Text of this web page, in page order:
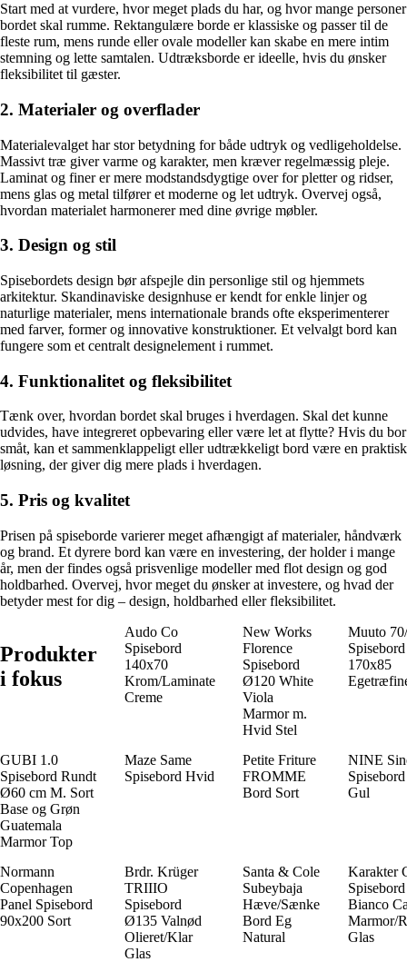
Start med at vurdere, hvor meget plads du har, og hvor mange personer
bordet skal rumme. Rektangulære borde er klassiske og passer til de
fleste rum, mens runde eller ovale modeller kan skabe en mere intim
stemning og lette samtalen. Udtræksborde er ideelle, hvis du ønsker
fleksibilitet til gæster.
2. Materialer og overflader
Materialevalget har stor betydning for både udtryk og vedligeholdelse.
Massivt træ giver varme og karakter, men kræver regelmæssig pleje.
Laminat og finer er mere modstandsdygtige over for pletter og ridser,
mens glas og metal tilfører et moderne og let udtryk. Overvej også,
hvordan materialet harmonerer med dine øvrige møbler.
3. Design og stil
Spisebordets design bør afspejle din personlige stil og hjemmets
arkitektur. Skandinaviske designhuse er kendt for enkle linjer og
naturlige materialer, mens internationale brands ofte eksperimenterer
med farver, former og innovative konstruktioner. Et velvalgt bord kan
fungere som et centralt designelement i rummet.
4. Funktionalitet og fleksibilitet
Tænk over, hvordan bordet skal bruges i hverdagen. Skal det kunne
udvides, have integreret opbevaring eller være let at flytte? Hvis du bor
småt, kan et sammenklappeligt eller udtrækkeligt bord være en praktisk
løsning, der giver dig mere plads i hverdagen.
5. Pris og kvalitet
Prisen på spiseborde varierer meget afhængigt af materialer, håndværk
og brand. Et dyrere bord kan være en investering, der holder i mange
år, men der findes også prisvenlige modeller med flot design og god
holdbarhed. Overvej, hvor meget du ønsker at investere, og hvad der
betyder mest for dig – design, holdbarhed eller fleksibilitet.
Produkter
i fokus
Audo Co
Spisebord
140x70
Krom/Laminate
Creme
New Works
Florence
Spisebord
Ø120 White
Viola
Marmor m.
Hvid Stel
Muuto
Spisebord
170x85
GUBI 1.0
Spisebord Rundt
Ø60 cm M. Sort
Base og Grøn
Guatemala
Marmor Top
Maze Same
Spisebord Hvid
Petite Friture
FROMME
Bord Sort
NINE
Gul
Normann
Copenhagen
Panel Spisebord
90x200 Sort
Brdr. Krüger
TRIIIO
Spisebord
Ø135 Valnød
Olieret/Klar
Glas
Santa & Cole
Subeybaja
Hæve/Sænke
Bord Eg
Natural
Karakter
Bianco
Marmor/
Glas